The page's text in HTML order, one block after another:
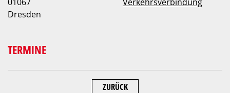
Dresden
TERMINE
ZURÜCK